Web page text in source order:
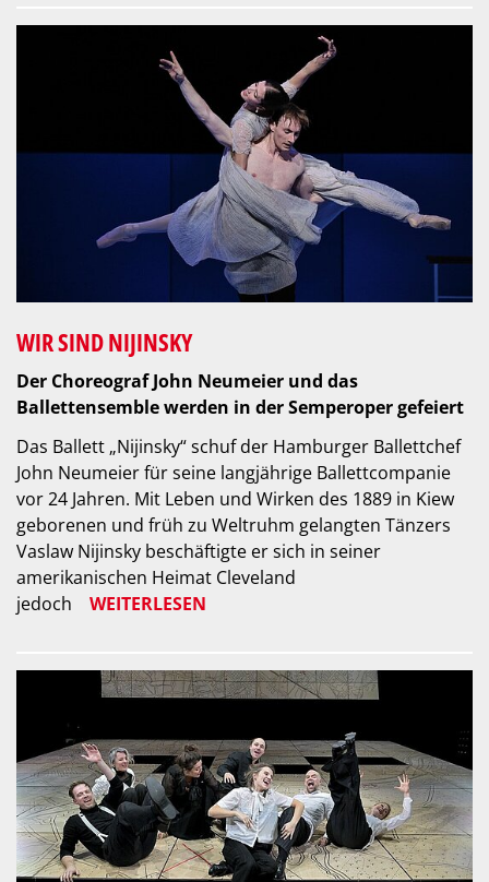
WIR SIND NIJINSKY
Der Choreograf John Neumeier und das
Ballettensemble werden in der Semperoper gefeiert
Das Ballett „Nijinsky“ schuf der Hamburger Ballettchef
John Neumeier für seine langjährige Ballettcompanie
vor 24 Jahren. Mit Leben und Wirken des 1889 in Kiew
geborenen und früh zu Weltruhm gelangten Tänzers
Vaslaw Nijinsky beschäftigte er sich in seiner
amerikanischen Heimat Cleveland
jedoch
WEITERLESEN